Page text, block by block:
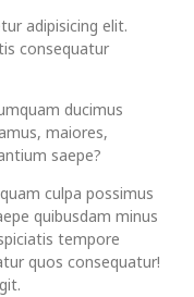
adipisicing elit.
consequatur
ducimus
maiores,
saepe?
culpa possimus
quibusdam minus
tempore
quos consequatur!